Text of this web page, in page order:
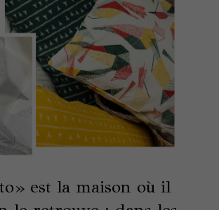
est la maison où il